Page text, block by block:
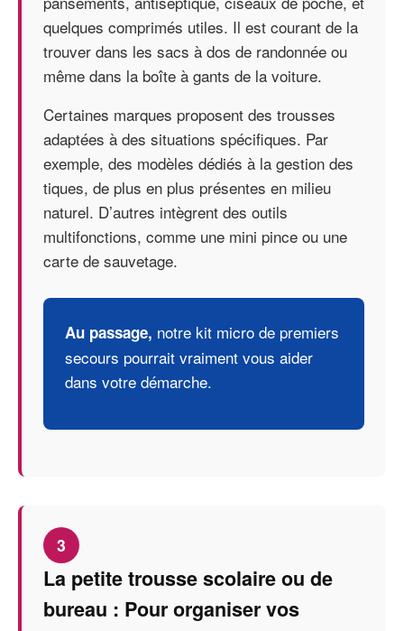
quelques comprimés utiles. Il est courant de la
trouver dans les sacs à dos de randonnée ou
même dans la boîte à gants de la voiture.
Certaines marques proposent des trousses
adaptées à des situations spécifiques. Par
exemple, des modèles dédiés à la gestion des
tiques, de plus en plus présentes en milieu
naturel. D’autres intègrent des outils
multifonctions, comme une mini pince ou une
carte de sauvetage.
Au passage, notre kit micro de premiers
secours pourrait vraiment vous aider
dans votre démarche.
3
La petite trousse scolaire ou de
bureau : Pour organiser vos